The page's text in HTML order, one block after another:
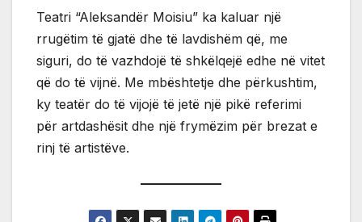
Teatri “Aleksandër Moisiu” ka kaluar një
rrugëtim të gjatë dhe të lavdishëm që, me
siguri, do të vazhdojë të shkëlqejë edhe në vitet
që do të vijnë. Me mbështetje dhe përkushtim,
ky teatër do të vijojë të jetë një pikë referimi
për artdashësit dhe një frymëzim për brezat e
rinj të artistëve.